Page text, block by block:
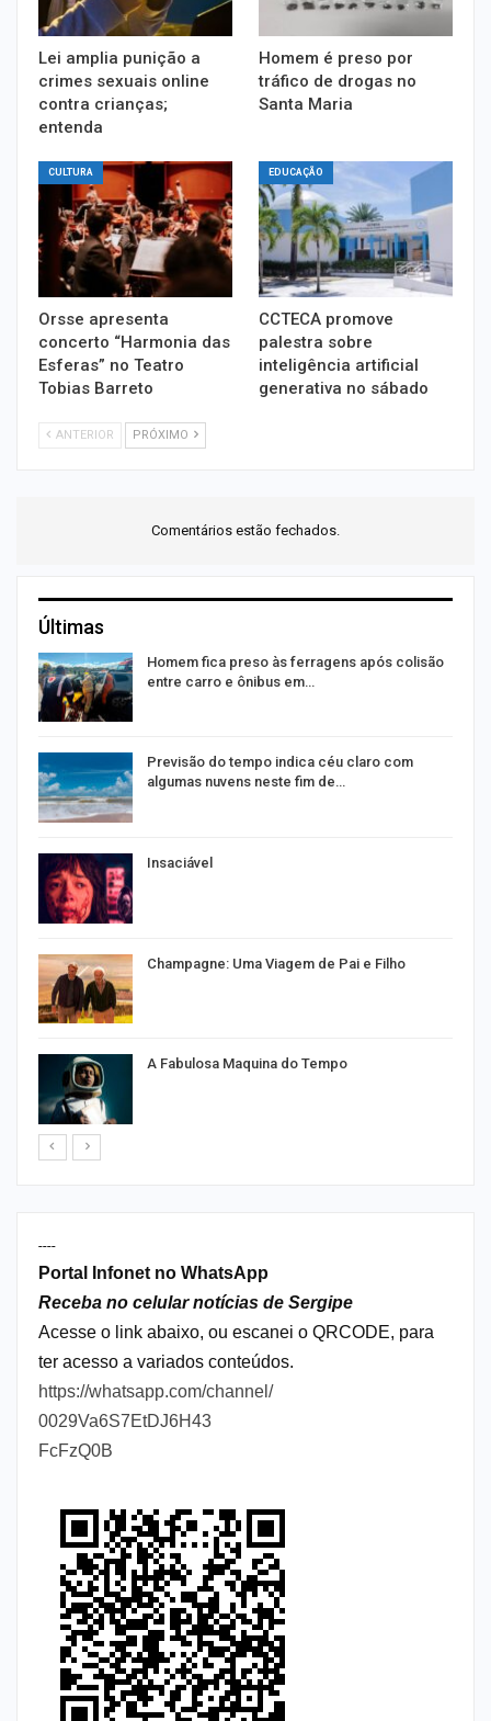
Lei amplia punição a
crimes sexuais online
contra crianças;
entenda
Homem é preso por
tráfico de drogas no
Santa Maria
CULTURA
Orsse apresenta
concerto “Harmonia das
Esferas” no Teatro
Tobias Barreto
EDUCAÇÃO
CCTECA promove
palestra sobre
inteligência artificial
generativa no sábado
ANTERIOR PRÓXIMO
Comentários estão fechados.
Últimas
Homem fica preso às ferragens após colisão
entre carro e ônibus em…
Previsão do tempo indica céu claro com
algumas nuvens neste fim de…
Insaciável
Champagne: Uma Viagem de Pai e Filho
A Fabulosa Maquina do Tempo
----
Portal Infonet no WhatsApp
Receba no celular notícias de Sergipe
Acesse o link abaixo, ou escanei o QRCODE, para
ter acesso a variados conteúdos.
https://whatsapp.com/channel/
0029Va6S7EtDJ6H43
FcFzQ0B